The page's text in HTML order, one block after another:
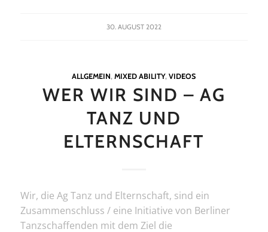
30. AUGUST 2022
ALLGEMEIN,MIXED ABILITY,VIDEOS
WER WIR SIND – AG
TANZ UND
ELTERNSCHAFT
Wir, die Ag Tanz und Elternschaft, sind ein
Zusammenschluss / eine Initiative von Berliner
Tanzschaffenden mit dem Ziel die